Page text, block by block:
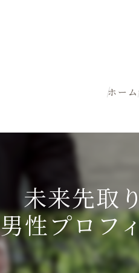
ホーム
未来先取
男性プロフ